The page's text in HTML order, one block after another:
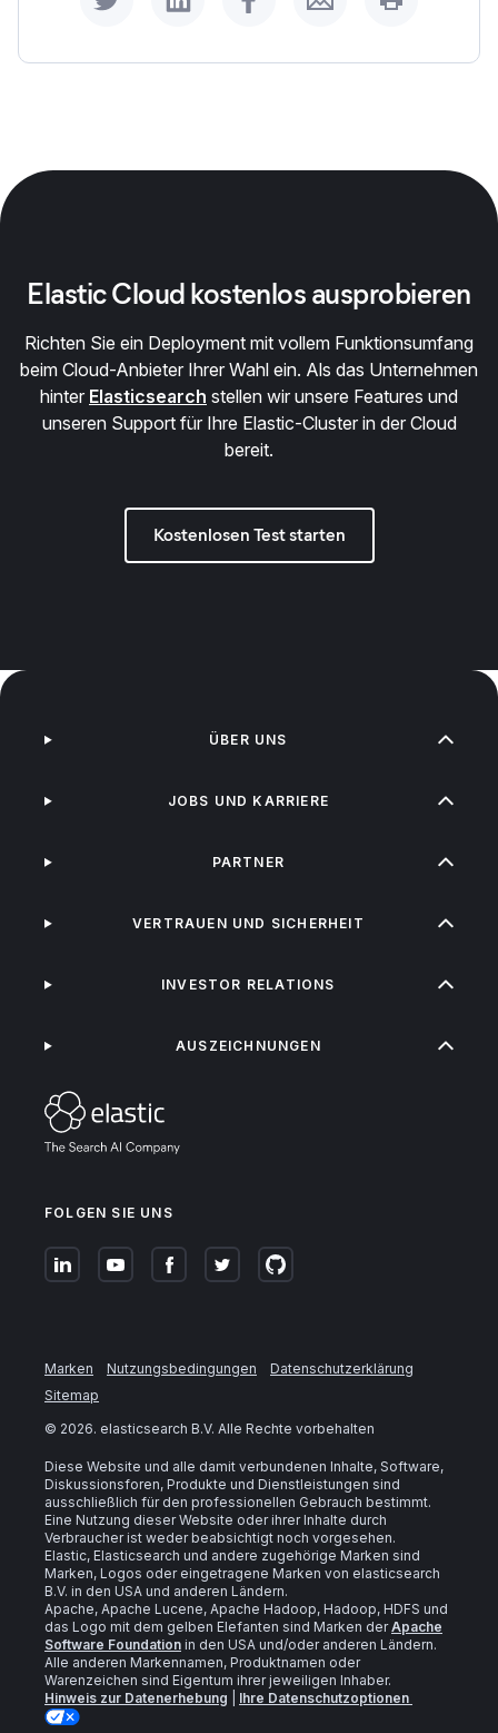
Share on TwitterShare on LinkedIn
Share on Facebook
Share by Email
Print this
Elastic Cloud kostenlos ausprobieren
Richten Sie ein Deployment mit vollem Funktionsumfang
beim Cloud-Anbieter Ihrer Wahl ein. Als das Unternehmen
hinter Elasticsearch stellen wir unsere Features und
unseren Support für Ihre Elastic-Cluster in der Cloud
bereit.
Kostenlosen Test starten
FOLGEN SIE UNS
ÜBER UNS
JOBS UND KARRIERE
PARTNER
VERTRAUEN UND SICHERHEIT
INVESTOR RELATIONS
AUSZEICHNUNGEN
Marken Nutzungsbedingungen
Datenschutzerklärung
Sitemap
© 2026. elasticsearch B.V. Alle Rechte vorbehalten
Diese Website und alle damit verbundenen Inhalte, Software,
Diskussionsforen, Produkte und Dienstleistungen sind
ausschließlich für den professionellen Gebrauch bestimmt.
Eine Nutzung dieser Website oder ihrer Inhalte durch
Verbraucher ist weder beabsichtigt noch vorgesehen.
Elastic, Elasticsearch und andere zugehörige Marken sind
Marken, Logos oder eingetragene Marken von elasticsearch
B.V. in den USA und anderen Ländern.
Apache, Apache Lucene, Apache Hadoop, Hadoop, HDFS und
das Logo mit dem gelben Elefanten sind Marken derApache
Software Foundation in den USA und/oder anderen Ländern.
Alle anderen Markennamen, Produktnamen oder
Warenzeichen sind Eigentum ihrer jeweiligen Inhaber.
Hinweis zur Datenerhebung
Ihre Datenschutzoptionen